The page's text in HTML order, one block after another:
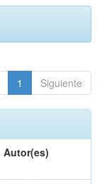
1 Siguiente
Autor(es)